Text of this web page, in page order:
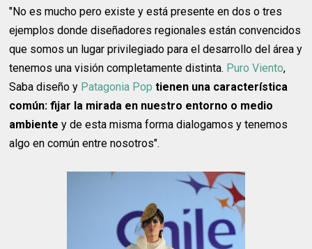
"No es mucho pero existe y está presente en dos o tres
ejemplos donde diseñadores regionales están convencidos
que somos un lugar privilegiado para el desarrollo del área y
tenemos una visión completamente distinta. Puro Viento,
Saba diseño y Patagonia Pop tienen una característica
común: fijar la mirada en nuestro entorno o medio
ambiente y de esta misma forma dialogamos y tenemos
algo en común entre nosotros".